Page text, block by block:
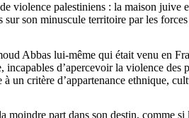
violence palestiniens : la maison juive
sur son minuscule territoire par les forces
Abbas lui-même qui était venu en
d’apercevoir la violence des
un critère d’appartenance ethnique,
part dans son destin, comme si